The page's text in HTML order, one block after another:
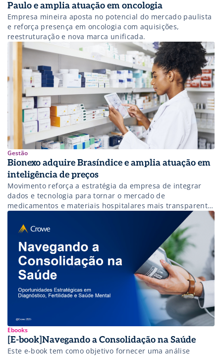
Paulo e amplia atuação em oncologia
Empresa mineira aposta no potencial do mercado paulista
e reforça presença em oncologia com aquisições,
reestruturação e nova marca unificada.
Gestão
Bionexo adquire Brasíndice e amplia atuação em
inteligência de preços
Movimento reforça a estratégia da empresa de integrar
dados e tecnologia para tornar o mercado de
medicamentos e materiais hospitalares mais transparente
Ebooks
[E-book]Navegando a Consolidação na Saúde
Este e-book tem como objetivo fornecer uma análise